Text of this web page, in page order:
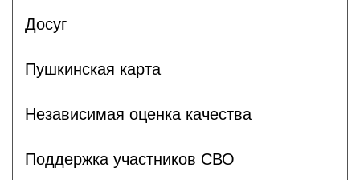
Досуг
Пушкинская карта
Независимая оценка качества
Поддержка участников СВО